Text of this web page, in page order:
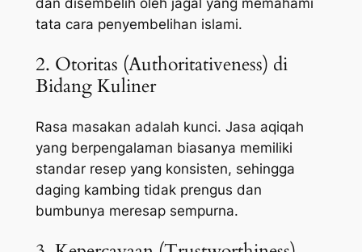
dan disembelih oleh jagal yang memahami
tata cara penyembelihan islami.
2. Otoritas (Authoritativeness) di
Bidang Kuliner
Rasa masakan adalah kunci. Jasa aqiqah
yang berpengalaman biasanya memiliki
standar resep yang konsisten, sehingga
daging kambing tidak prengus dan
bumbunya meresap sempurna.